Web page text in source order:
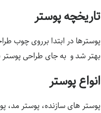
تاریخچه پوستر
پوسترها در ابتدا برروی چوب
بهتر شد و به جای طراحی
انواع پوستر
پوستر های سازنده، پوستر مد،